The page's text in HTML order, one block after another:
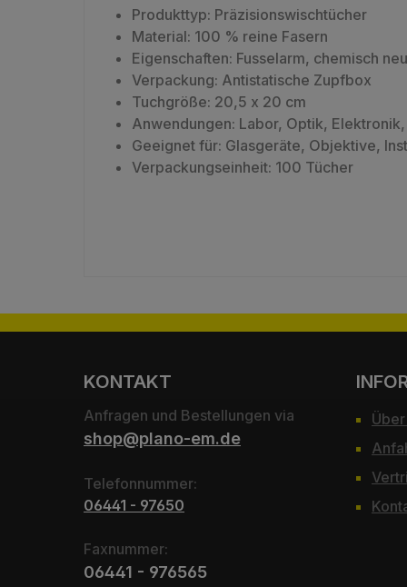
Produkttyp: Präzisionswischtücher
Material: 100 % reine Fasern
Eigenschaften: Fusselarm, chemisch
Verpackung: Antistatische Zupfbox
Tuchgröße: 20,5 x 20 cm
Anwendungen: Labor, Optik,
Geeignet für: Glasgeräte, Objektive,
Verpackungseinheit: 100 Tücher
KONTAKT
Anfragen und Bestellungen via
shop@plano-em.de
Telefonnummer:
06441 - 97650
Faxnummer:
06441 - 976565